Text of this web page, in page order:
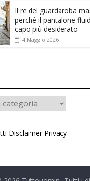
Il re del guardaroba
perché il pantalone
capo più desiderato
4 Maggio 2026
Disclaimer Privacy